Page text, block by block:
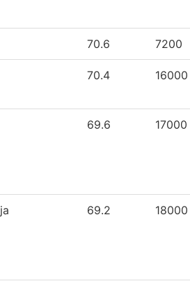
70.6 7200
70.4 16000
69.6 17000
69.2 18000